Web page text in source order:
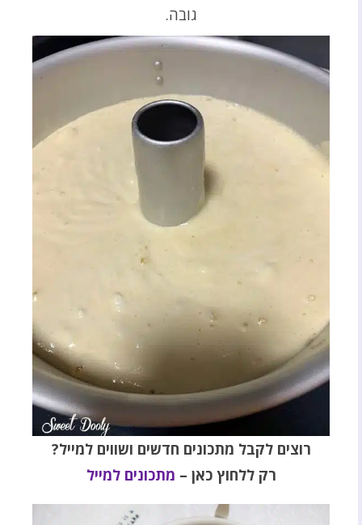
גובה.
רוצים לקבל מתכונים חדשים ושווים למייל?
רק ללחוץ כאן – מתכונים למייל